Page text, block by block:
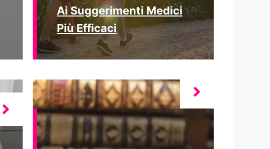
Ai Suggerimenti Medici
Più Efficaci